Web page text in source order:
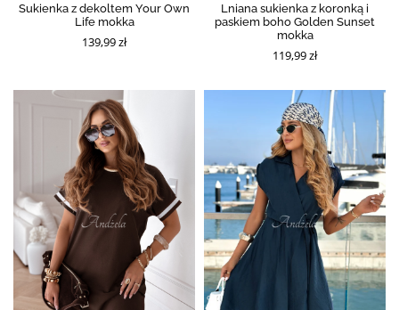
Sukienka z dekoltem Your Own
Life mokka
139,99 zł
Lniana sukienka z koronką i
paskiem boho Golden Sunset
mokka
119,99 zł